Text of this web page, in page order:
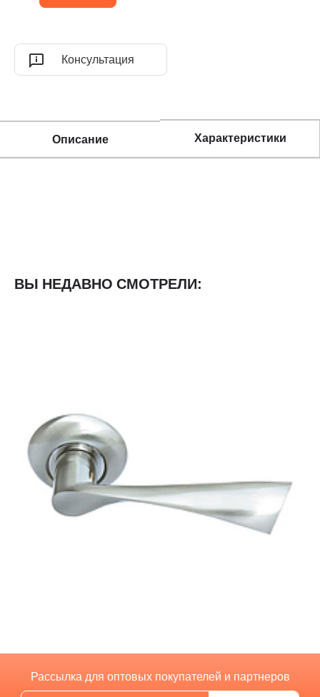
Консультация
Описание Характеристики
ВЫ НЕДАВНО СМОТРЕЛИ:
Рассылка для оптовых покупателей и партнеров